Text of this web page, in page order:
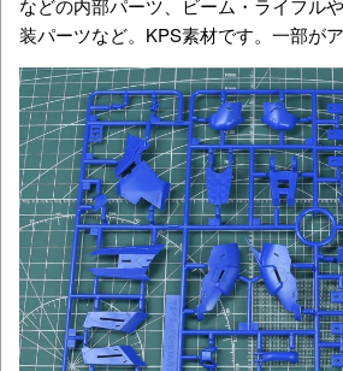
などの内部パーツ、ビーム・ライフル
装パーツなど。KPS素材です。一部が